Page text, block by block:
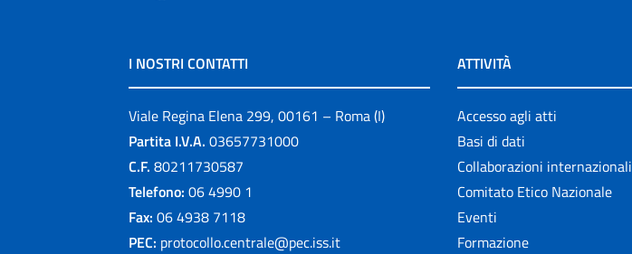
I NOSTRI CONTATTI
Viale Regina Elena 299, 00161 – Roma (I)
Partita I.V.A. 03657731000
C.F. 80211730587
Telefono: 06 4990 1
Fax: 06 4938 7118
PEC: protocollo.centrale@pec.iss.it
ATTIVITÀ
Accesso agli atti
Basi di dati
Collaborazioni internazionali
Comitato Etico Nazionale
Eventi
Formazione